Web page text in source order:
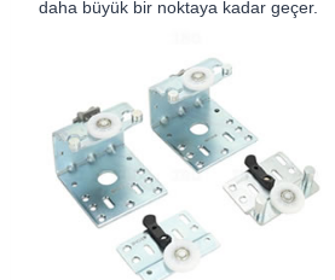
daha büyük bir noktaya kadar geçer.